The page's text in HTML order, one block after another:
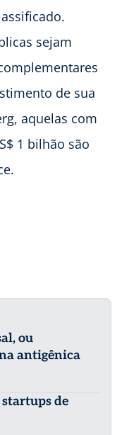
sejam
de sua
aquelas com
1 bilhão são
ou
antigênica
de